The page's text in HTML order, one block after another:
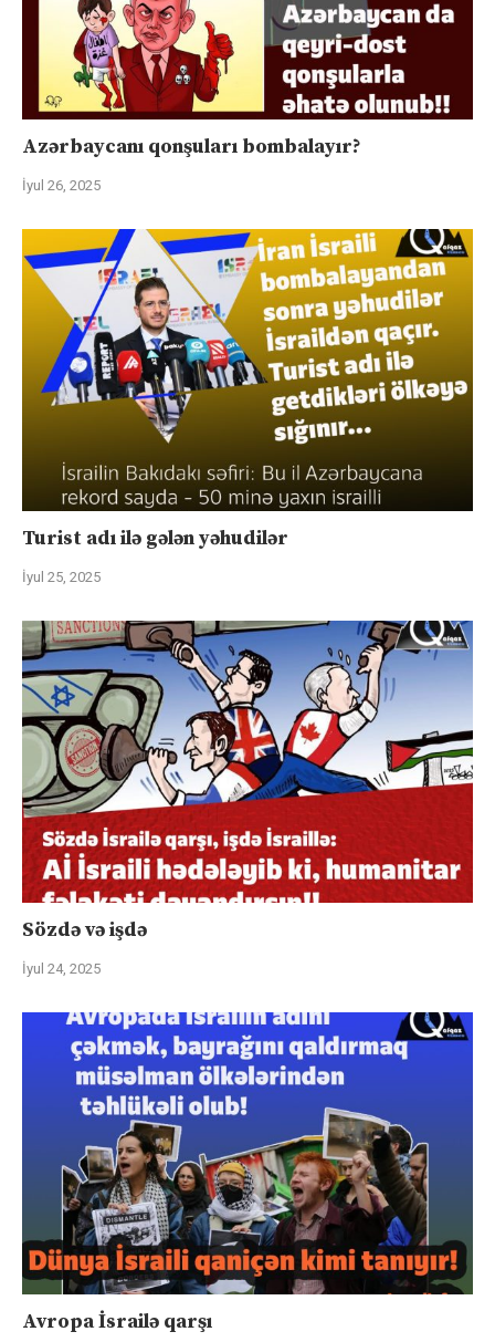
Azərbaycanı qonşuları bombalayır?
İyul 26, 2025
Turist adı ilə gələn yəhudilər
İyul 25, 2025
Sözdə və işdə
İyul 24, 2025
Avropa İsrailə qarşı